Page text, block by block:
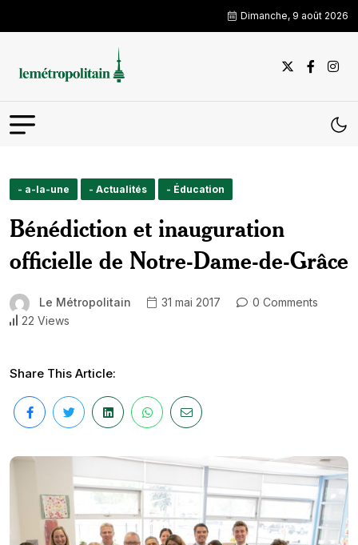
Dimanche, 9 août 2026
- a-la-une - Actualités - Éducation
Bénédiction et inauguration
officielle de Notre-Dame-de-Grâce
Le Métropolitain 31 mai 2017
0 Comments
22 Views
Share This Article: